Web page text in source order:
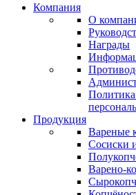
Компания
О
Награды
Продукция
Вареные
Сосиски
Варено-